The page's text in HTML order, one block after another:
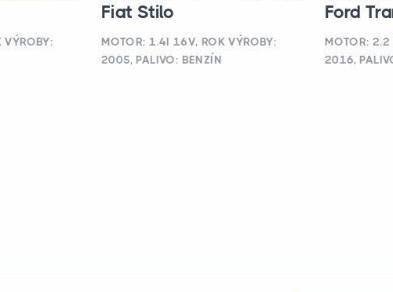
Fiat Stilo
MOTOR: 1.4I 16V, ROK VÝROBY:
2005, PALIVO: BENZÍN
Ford
MOTOR: 2.2
2016,